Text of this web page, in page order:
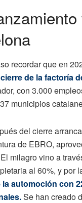
recordar que en
de la factoría
con 3.000
municipios
del cierre
de EBRO,
milagro vino a
al 60%, y por
automoción con
Se han creado